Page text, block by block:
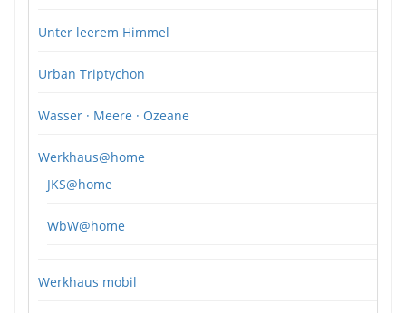
Unter leerem Himmel
Urban Triptychon
Wasser · Meere · Ozeane
Werkhaus@home
JKS@home
WbW@home
Werkhaus mobil